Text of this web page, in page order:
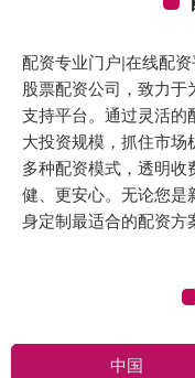
配资专业门户|在线配
股票配资公司，致力
支持平台。通过灵活的
大投资规模，抓住市
多种配资模式，透明
健、更安心。无论您是
身定制最适合的配资方
中国